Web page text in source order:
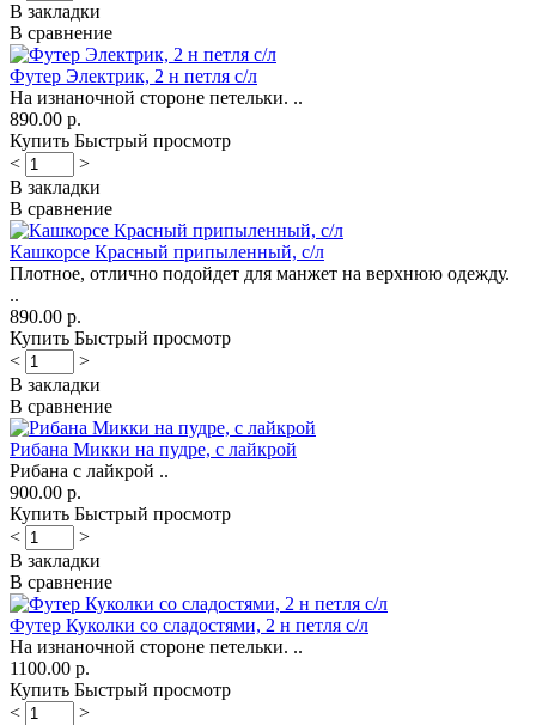
В закладки
В сравнение
Футер Электрик, 2 н петля с/л
На изнаночной стороне петельки. ..
890.00 р.
Купить Быстрый просмотр
<
>
В закладки
В сравнение
Кашкорсе Красный припыленный, с/л
Плотное, отлично подойдет для манжет на верхнюю одежду.
..
890.00 р.
Купить Быстрый просмотр
<
>
В закладки
В сравнение
Рибана Микки на пудре, с лайкрой
Рибана с лайкрой ..
900.00 р.
Купить Быстрый просмотр
<
>
В закладки
В сравнение
Футер Куколки со сладостями, 2 н петля с/л
На изнаночной стороне петельки. ..
1100.00 р.
Купить Быстрый просмотр
<
>